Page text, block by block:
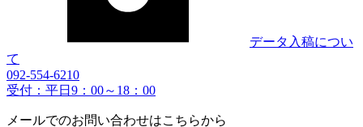
データ入稿につい
て
092-554-6210
受付：平日9：00～18：00
メールでのお問い合わせはこちらから